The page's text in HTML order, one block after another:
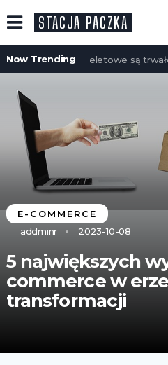
STACJA PACZKA
Now Trending
Czy domy szkieletowe są
E-COMMERCE
addminr
2023-10-08
5 największych
commerce w
transformacji